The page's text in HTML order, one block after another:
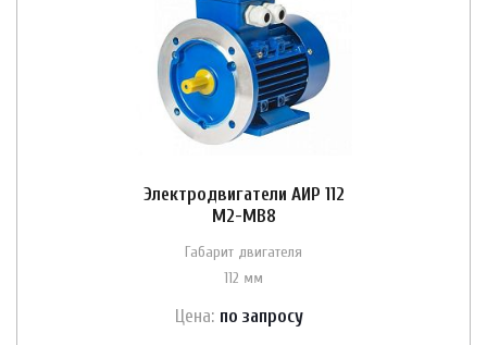
Электродвигатели АИР 112
M2-MB8
Габарит двигателя
112 мм
Цена: по запросу